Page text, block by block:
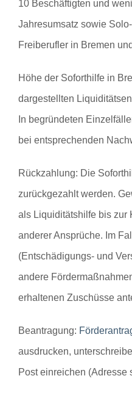
10 Beschäftigten und
Jahresumsatz sowie
Freiberufler in Bremen
Höhe der Soforthilfe in
dargestellten
In begründeten
bei entsprechenden
Rückzahlung: Die
zurückgezahlt werden.
als Liquiditätshilfe bis zur
anderer Ansprüche. Im
(Entschädigungs- und
andere
erhaltenen Zuschüsse
Beantragung:
ausdrucken,
Post einreichen (Adresse